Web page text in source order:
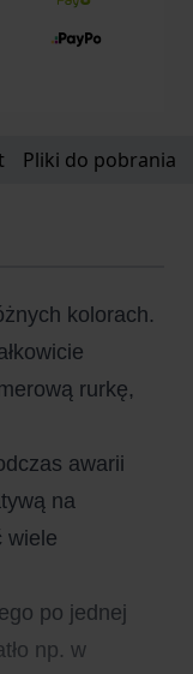
Pliki do pobrania
kolorach.
rurkę,
awarii
na
wiele
po jednej
np. w